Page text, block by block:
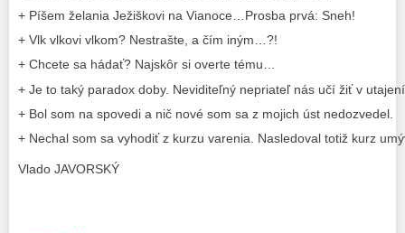
+ Píšem želania Ježiškovi na Vianoce…Prosba prvá: Sneh!
+ Vlk vlkovi vlkom? Nestrašte, a čím iným…?!
+ Chcete sa hádať? Najskôr si overte tému…
+ Je to taký paradox doby. Neviditeľný nepriateľ nás učí žiť v
+ Bol som na spovedi a nič nové som sa z mojich úst nedozvedel.
+ Nechal som sa vyhodiť z kurzu varenia. Nasledoval totiž kurz
Vlado JAVORSKÝ